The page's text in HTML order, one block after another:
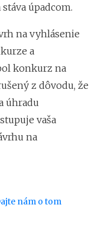
úpadcom.
na vyhlásenie
a
konkurz na
z dôvodu, že
úhradu
vaša
na
nám o tom